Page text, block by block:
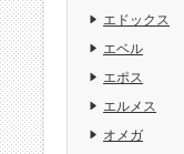
エドックス
エベル
エポス
エルメス
オメガ